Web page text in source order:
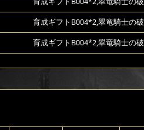
育成ギフトB004*2,翠竜騎士の
育成ギフトB004*2,翠竜騎士の